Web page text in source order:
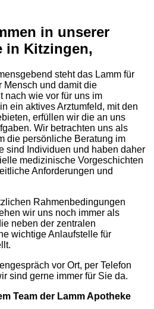
in unserer
in Kitzingen,
steht das Lamm für
Mensch und damit die
nach wie vor für uns im
ein aktives Arztumfeld, mit den
erfüllen wir die an uns
Wir betrachten uns als
die persönliche Beratung im
sind Individuen und haben daher
medizinische Vorgeschichten
Anforderungen und
Rahmenbedingungen
wir uns noch immer als
neben der zentralen
wichtige Anlaufstelle für
vor Ort, per Telefon
sind gerne immer für Sie da.
Team der Lamm Apotheke